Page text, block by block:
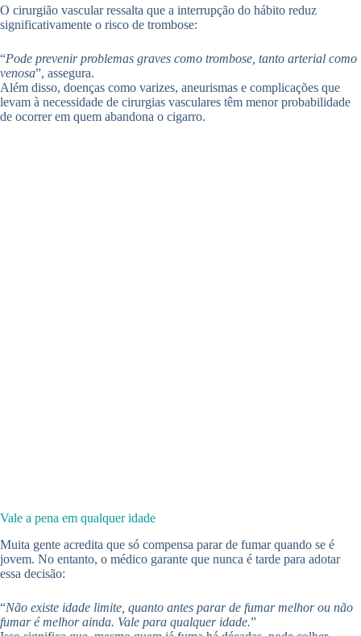
O cirurgião vascular ressalta que a interrupção do hábito reduz
significativamente o risco de trombose:
“Pode prevenir problemas graves como trombose, tanto arterial como
venosa”, assegura.
Além disso, doenças como varizes, aneurismas e complicações que
levam à necessidade de cirurgias vasculares têm menor probabilidade
de ocorrer em quem abandona o cigarro.
Vale a pena em qualquer idade
Muita gente acredita que só compensa parar de fumar quando se é
jovem. No entanto, o médico garante que nunca é tarde para adotar
essa decisão:
“Não existe idade limite, quanto antes parar de fumar melhor ou não
fumar é melhor ainda. Vale para qualquer idade.”